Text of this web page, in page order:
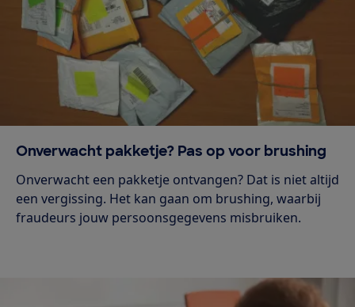
Onverwacht pakketje? Pas op voor brushing
Onverwacht een pakketje ontvangen? Dat is niet altijd
een vergissing. Het kan gaan om brushing, waarbij
fraudeurs jouw persoonsgegevens misbruiken.